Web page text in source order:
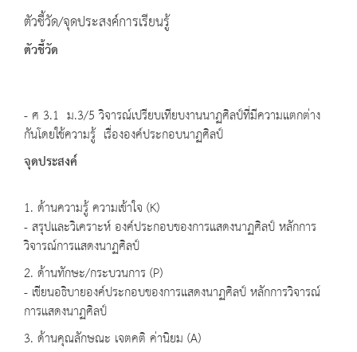
ตัวชี้วัด/จุดประสงค์การเรียนรู้
ตัวชี้วัด
- ศ 3.1 ม.3/5 วิจารณ์เปรียบเทียบงานนาฏศิลป์ที่มีความแตกต่าง
กันโดยใช้ความรู้ เรื่ององค์ประกอบนาฏศิลป์
จุดประสงค์
1. ด้านความรู้ ความเข้าใจ (K)
- สรุปและวิเคราะห์ องค์ประกอบของการแสดงนาฏศิลป์ หลักการ
วิจารณ์การแสดงนาฏศิลป์
2. ด้านทักษะ/กระบวนการ (P)
- เขียนอธิบายองค์ประกอบของการแสดงนาฏศิลป์ หลักการวิจารณ์
การแสดงนาฏศิลป์
3. ด้านคุณลักษณะ เจตคติ ค่านิยม (A)